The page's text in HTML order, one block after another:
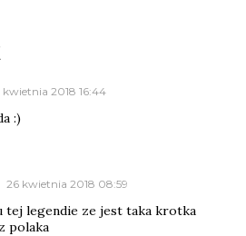
kwietnia 2018 16:44
:)
26 kwietnia 2018 08:59
tej legendie ze jest taka krotka
polaka